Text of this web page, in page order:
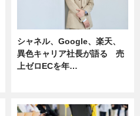
シャネル、Google、楽天、
異色キャリア社長が語る 売
上ゼロECを年…